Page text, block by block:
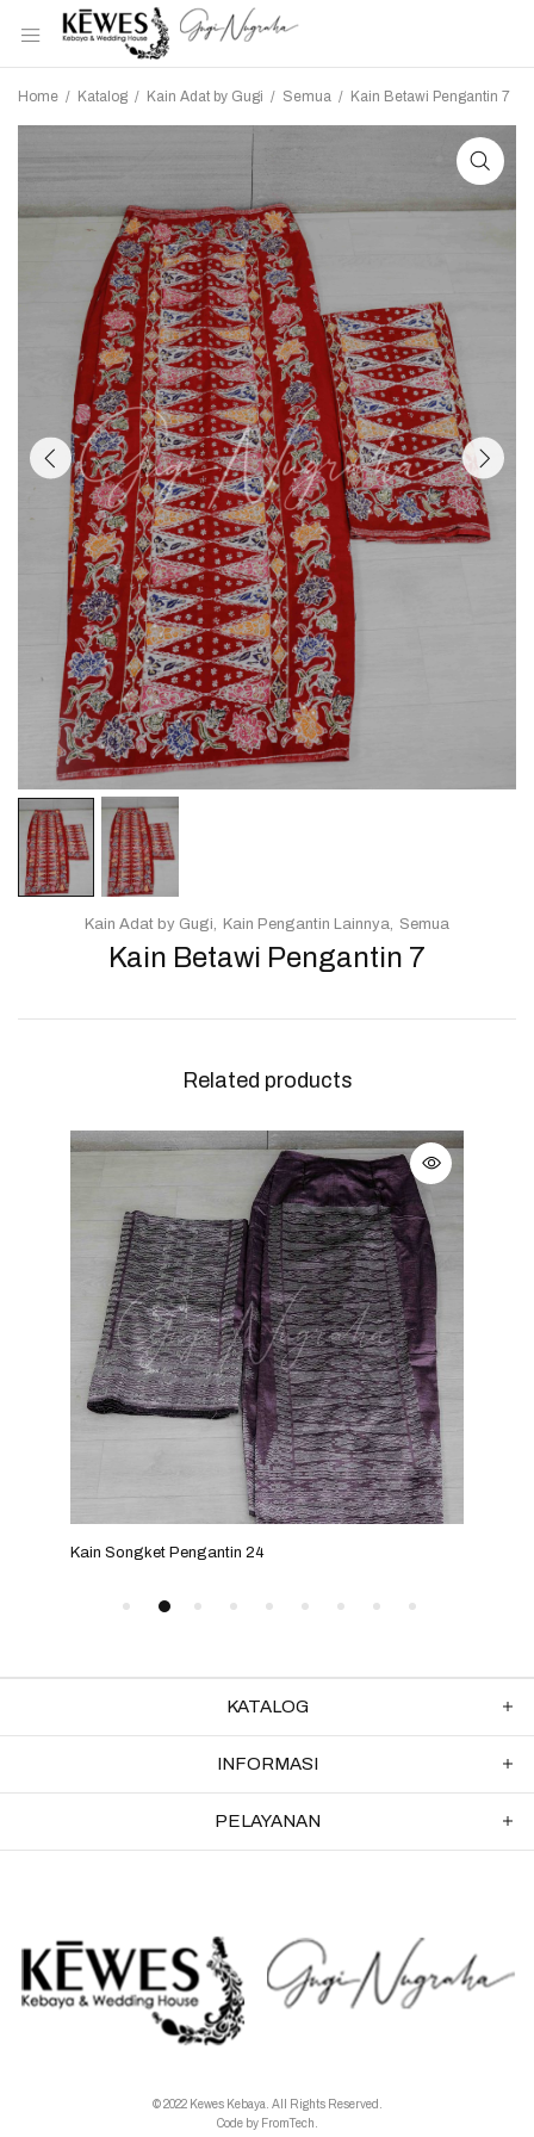
Home / Katalog / Kain Adat by Gugi / Semua / Kain Betawi Pengantin 7
Kain Betawi Pengantin 7
Kain Adat by Gugi Kain Pengantin Lainnya Semua
Related products
Kain Songket Pengantin 24
KATALOG
INFORMASI
PELAYANAN
© 2022 Kewes Kebaya. All Rights Reserved.
Code by FromTech